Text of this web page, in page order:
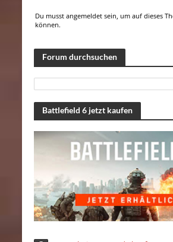
Du musst angemeldet sein, um auf dieses
können.
Forum durchsuchen
Battlefield 6 jetzt kaufen